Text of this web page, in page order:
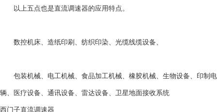
以上五点也是直流调速器的应用特点。
数控机床、造纸印刷、纺织印染、光缆线缆设备、
包装机械、电工机械、食品加工机械、橡胶机械、生物设备、印制
辆、医疗设备、通讯设备、雷达设备、卫星地面接收系统
西门子直流调速器